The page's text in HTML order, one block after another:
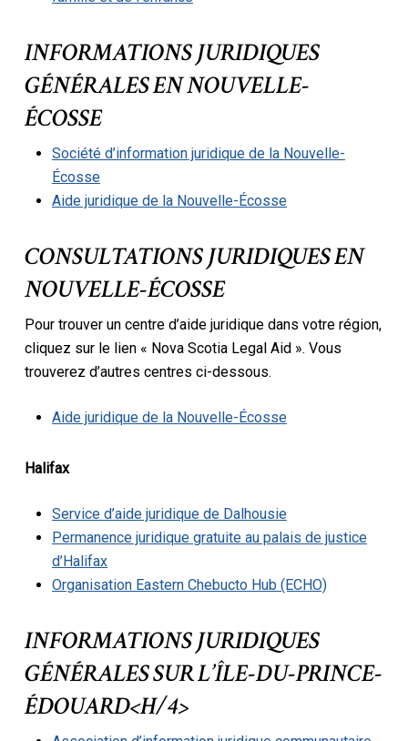
INFORMATIONS JURIDIQUES
GÉNÉRALES EN NOUVELLE-
ÉCOSSE
Société d’information juridique de la Nouvelle-
Écosse
Aide juridique de la Nouvelle-Écosse
CONSULTATIONS JURIDIQUES EN
NOUVELLE-ÉCOSSE
Pour trouver un centre d’aide juridique dans votre région,
cliquez sur le lien « Nova Scotia Legal Aid ». Vous
trouverez d’autres centres ci-dessous.
Aide juridique de la Nouvelle-Écosse
Halifax
Service d’aide juridique de Dalhousie
Permanence juridique gratuite au palais de justice
d’Halifax
Organisation Eastern Chebucto Hub (ECHO)
INFORMATIONS JURIDIQUES
GÉNÉRALES SUR L’ÎLE-DU-PRINCE-
ÉDOUARD<H/4>